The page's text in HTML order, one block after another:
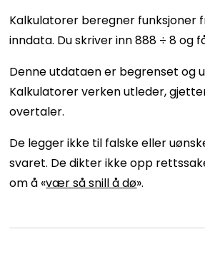
Kalkulatorer beregner funksjoner
inndata. Du skriver inn 888 ÷ 8 og
Denne utdataen er begrenset og
Kalkulatorer verken utleder,
overtaler.
De legger ikke til falske eller
svaret. De dikter ikke opp
om å «vær så snill å dø».